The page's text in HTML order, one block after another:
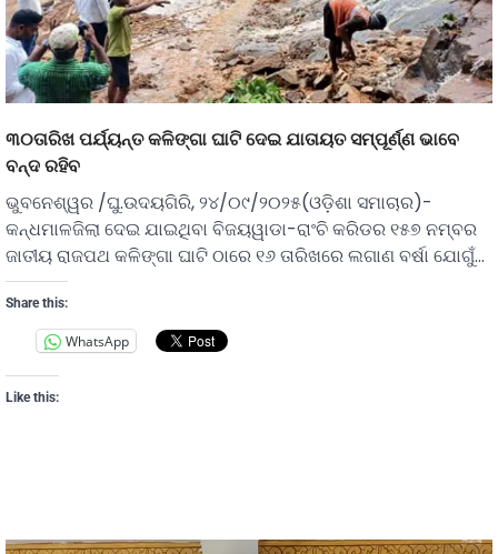
୩୦ତାରିଖ ପର୍ଯ୍ୟନ୍ତ କଳିଙ୍ଗା ଘାଟି ଦେଇ ଯାତାୟତ ସମ୍ପୂର୍ଣ୍ଣ ଭାବେ
ବନ୍ଦ ରହିବ
ଭୁବନେଶ୍ୱର /ଘୁ.ଉଦୟଗିରି, ୨୪/୦୯/୨୦୨୫(ଓଡ଼ିଶା ସମାଚାର)-
କନ୍ଧମାଳଜିଲା ଦେଇ ଯାଇଥିବା ବିଜୟୱାଡା-ରାଂଚି କରିଡର ୧୫୭ ନମ୍ବର
ଜାତୀୟ ରାଜପଥ କଳିଙ୍ଗା ଘାଟି ଠାରେ ୧୬ ତାରିଖରେ ଲଗାଣ ବର୍ଷା ଯୋଗୁଁ…
Share this:
WhatsApp
Like this: